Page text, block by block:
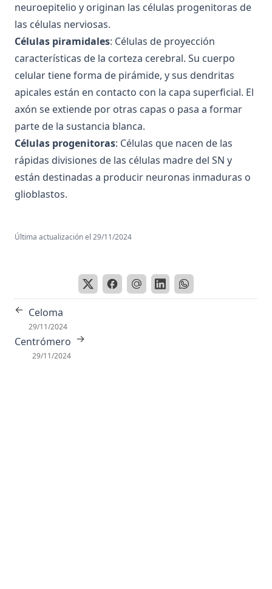
neuroepitelio y originan las células progenitoras de
las células nerviosas.
Células piramidales: Células de proyección
características de la corteza cerebral. Su cuerpo
celular tiene forma de pirámide, y sus dendritas
apicales están en contacto con la capa superficial. El
axón se extiende por otras capas o pasa a formar
parte de la sustancia blanca.
Células progenitoras: Células que nacen de las
rápidas divisiones de las células madre del SN y
están destinadas a producir neuronas inmaduras o
glioblastos.
Última actualización el 29/11/2024
← Celoma
29/11/2024
Centrómero
29/11/2024
→